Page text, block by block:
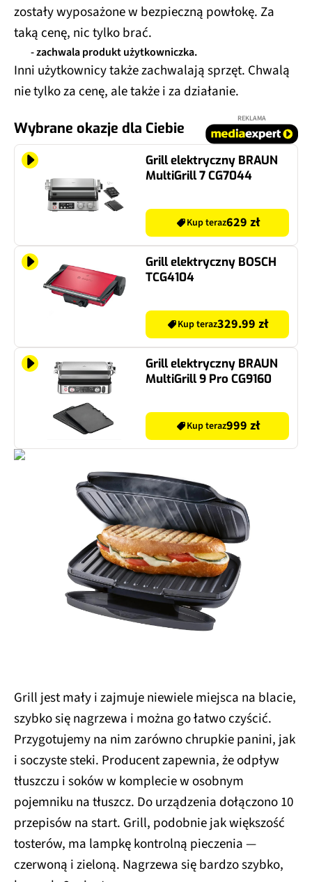
zostały wyposażone w bezpieczną powłokę. Za
taką cenę, nic tylko brać.
- zachwala produkt użytkowniczka.
Inni użytkownicy także zachwalają sprzęt. Chwalą
nie tylko za cenę, ale także i za działanie.
Wybrane okazje dla Ciebie
REKLAMA
Grill elektryczny BRAUN
MultiGrill 7 CG7044
Kup teraz629 zł
Grill elektryczny BOSCH
TCG4104
Kup teraz329.99 zł
Grill elektryczny BRAUN
MultiGrill 9 Pro CG9160
Kup teraz999 zł
Grill jest mały i zajmuje niewiele miejsca na blacie,
szybko się nagrzewa i można go łatwo czyścić.
Przygotujemy na nim zarówno chrupkie panini, jak
i soczyste steki. Producent zapewnia, że odpływ
tłuszczu i soków w komplecie w osobnym
pojemniku na tłuszcz. Do urządzenia dołączono 10
przepisów na start. Grill, podobnie jak większość
tosterów, ma lampkę kontrolną pieczenia —
czerwoną i zieloną. Nagrzewa się bardzo szybko,